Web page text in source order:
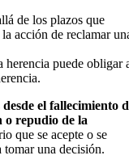
de los plazos que
acción de reclamar
herencia puede obligar
desde el fallecimiento
o repudio de la
que se acepte o se
tomar una decisión.